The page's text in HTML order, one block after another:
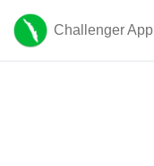
Challenger App